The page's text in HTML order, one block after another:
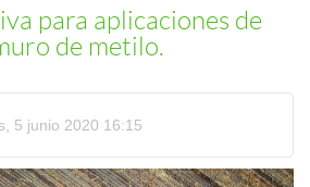
para aplicaciones de
de metilo.
5 junio 2020 16:15